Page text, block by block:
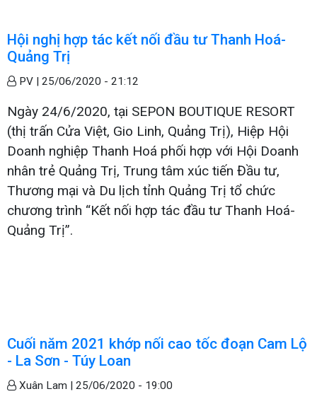
Hội nghị hợp tác kết nối đầu tư Thanh Hoá-
Quảng Trị
PV | 25/06/2020 - 21:12
Ngày 24/6/2020, tại SEPON BOUTIQUE RESORT
(thị trấn Cửa Việt, Gio Linh, Quảng Trị), Hiệp Hội
Doanh nghiệp Thanh Hoá phối hợp với Hội Doanh
nhân trẻ Quảng Trị, Trung tâm xúc tiến Đầu tư,
Thương mại và Du lịch tỉnh Quảng Trị tổ chức
chương trình “Kết nối hợp tác đầu tư Thanh Hoá-
Quảng Trị”.
Cuối năm 2021 khớp nối cao tốc đoạn Cam Lộ
- La Sơn - Túy Loan
Xuân Lam | 25/06/2020 - 19:00